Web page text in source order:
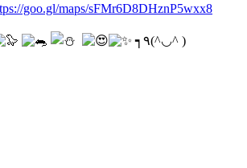
goo.gl/maps/sFMr6D8DHznP5wxx8
┑٩(^◡^ )